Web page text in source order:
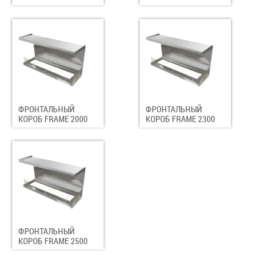
ФРОНТАЛЬНЫЙ
КОРОБ FRAME 2000
ФРОНТАЛЬНЫЙ
КОРОБ FRAME 2300
ФРОНТАЛЬНЫЙ
КОРОБ FRAME 2500